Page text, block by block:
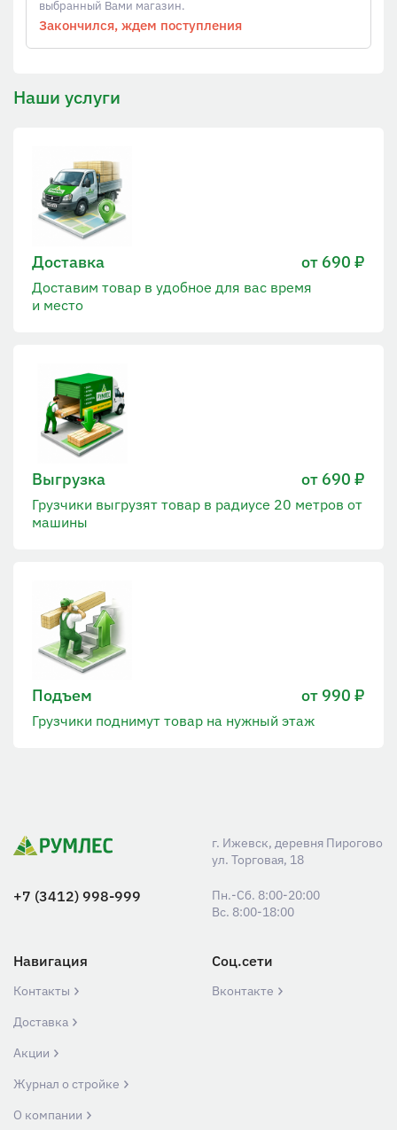
выбранный Вами магазин.
Закончился, ждем поступления
Наши услуги
Доставка от 690 ₽
Доставим товар в удобное для вас время
и место
Выгрузка от 690 ₽
Грузчики выгрузят товар в радиусе 20 метров от
машины
Подъем от 990 ₽
Грузчики поднимут товар на нужный этаж
г. Ижевск, деревня Пирогово
ул. Торговая, 18
+7 (3412) 998-999
Пн.-Сб. 8:00-20:00
Вс. 8:00-18:00
Навигация
Контакты
Доставка
Акции
Журнал о стройке
О компании
Соц.сети
Вконтакте